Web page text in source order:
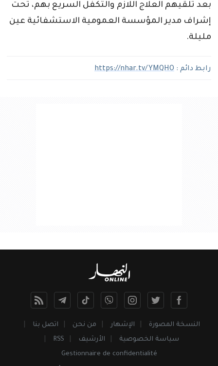
بعد تلقيهم العلاج اللازم والتكفل السريع بهم، تحت
إشراف مدير المؤسسة العمومية الاستشفائية عين
مليلة.
رابط دائم : https://nhar.tv/YMQHO
النسخة المصورة الإشهار من نحن
اتصل بنا
سياسة الخصوصية
الأرشيف
RSS
Gestionnaire de confidentialité